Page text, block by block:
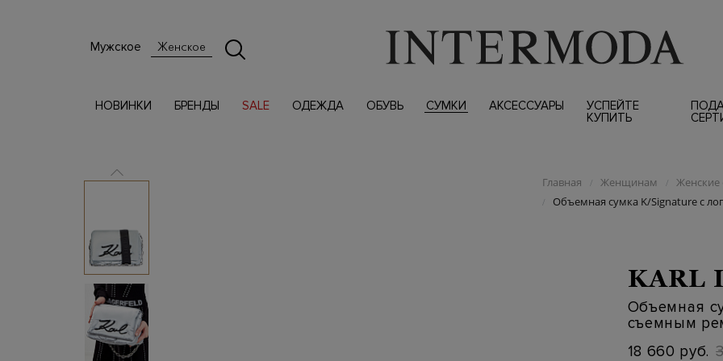
Мужское Женское
НОВИНКИ БРЕНДЫ SALE ОДЕЖДА ОБУВЬ СУМКИ АКСЕССУАРЫ
УСПЕЙТЕ
КУПИТЬ
Главная / Женщинам / Женские
/ Объемная сумка K/Signature с
KARL
Объемная
съемным
18 660 руб.